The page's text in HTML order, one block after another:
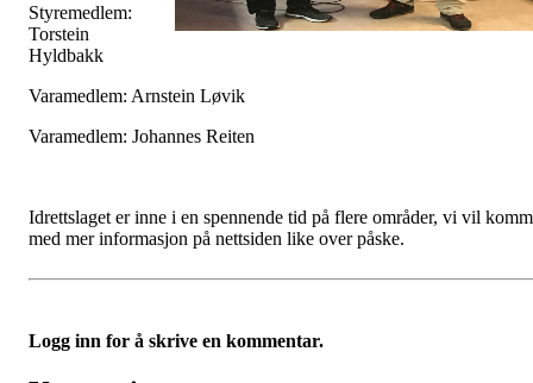
Styremedlem:
Torstein
Hyldbakk
Varamedlem: Arnstein Løvik
Varamedlem: Johannes Reiten
Idrettslaget er inne i en spennende tid på flere områder, vi vil
med mer informasjon på nettsiden like over påske.
Logg inn for å skrive en kommentar.